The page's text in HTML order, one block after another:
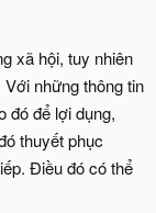
xã hội, tuy nhiên
những thông tin
đó để lợi dụng,
thuyết phục
Điều đó có thể